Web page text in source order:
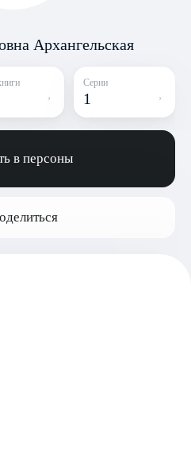
Архангельская
Серии
1
в персоны